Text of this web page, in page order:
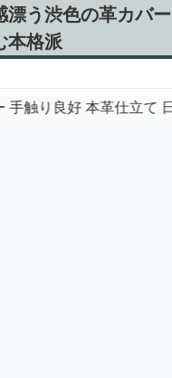
漂う渋色の革カバ
本格派